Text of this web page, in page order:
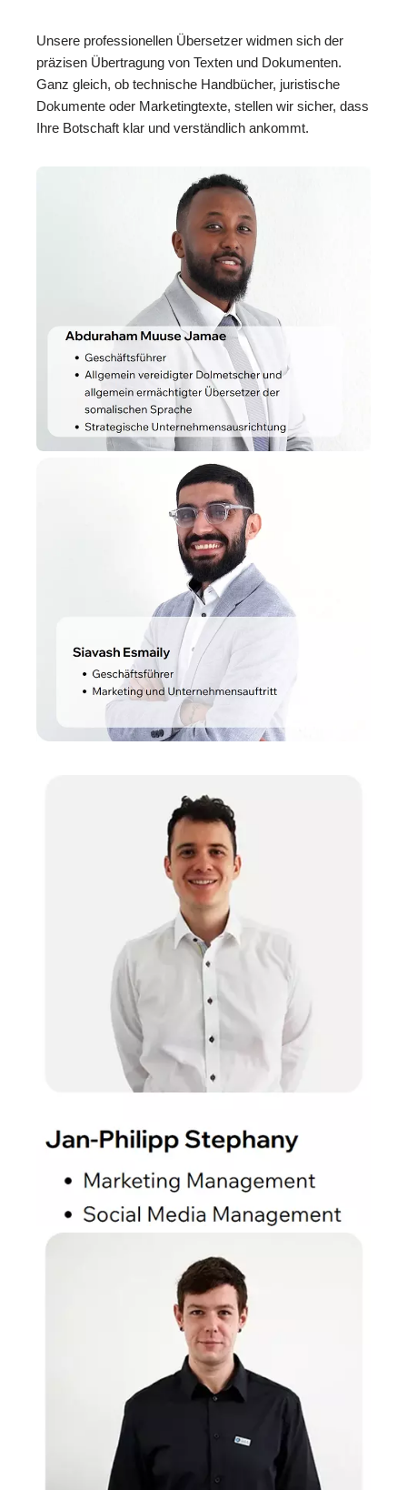
Unsere professionellen Übersetzer widmen sich der
präzisen Übertragung von Texten und Dokumenten.
Ganz gleich, ob technische Handbücher, juristische
Dokumente oder Marketingtexte, stellen wir sicher, dass
Ihre Botschaft klar und verständlich ankommt.